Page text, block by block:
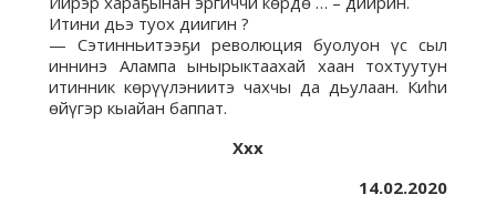
Итини дьэ туох диигин ?
— Сэтинньитээҕи революция буолуон үс сыл
иннинэ Алампа ынырыктаахай хаан тохтуутун
итинник көрүүлэниитэ чахчы да дьулаан. Киһи
өйүгэр кыайан баппат.
Ххх
14.02.2020